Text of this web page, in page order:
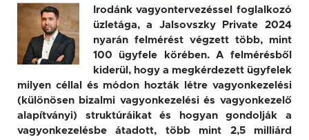
Irodánk vagyontervezéssel foglalkozó
üzletága, a Jalsovszky Private 2024
nyarán felmérést végzett több, mint
100 ügyfele körében. A felmérésből
kiderül, hogy a megkérdezett ügyfelek
milyen céllal és módon hozták létre vagyonkezelési
(különösen bizalmi vagyonkezelési és vagyonkezelő
alapítványi) struktúráikat és hogyan gondolják a
vagyonkezelésbe átadott, több mint 2,5 milliárd